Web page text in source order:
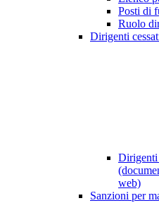
Posti di
Ruolo
Dirigenti
Dirigenti
web)
Sanzioni per